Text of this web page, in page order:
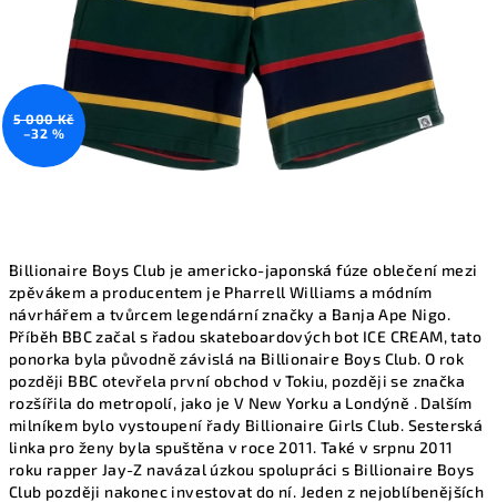
Billionaire Boys Club je americko-japonská fúze oblečení mezi
zpěvákem a producentem je Pharrell Williams a módním
návrhářem a tvůrcem legendární značky a Banja Ape Nigo.
Příběh BBC začal s řadou skateboardových bot ICE CREAM, tato
ponorka byla původně závislá na Billionaire Boys Club. O rok
později BBC otevřela první obchod v Tokiu, později se značka
rozšířila do metropolí, jako je V New Yorku a Londýně . Dalším
milníkem bylo vystoupení řady Billionaire Girls Club. Sesterská
linka pro ženy byla spuštěna v roce 2011. Také v srpnu 2011
roku rapper Jay-Z navázal úzkou spolupráci s Billionaire Boys
Club později nakonec investovat do ní. Jeden z nejoblíbenějších
5 000 Kč
–32 %